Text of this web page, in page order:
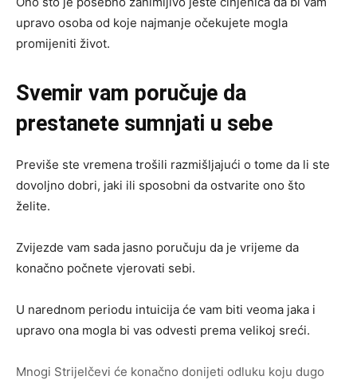
upravo osoba od koje najmanje očekujete mogla
promijeniti život.
Svemir vam poručuje da
prestanete sumnjati u sebe
Previše ste vremena trošili razmišljajući o tome da li ste
dovoljno dobri, jaki ili sposobni da ostvarite ono što
želite.
Zvijezde vam sada jasno poručuju da je vrijeme da
konačno počnete vjerovati sebi.
U narednom periodu intuicija će vam biti veoma jaka i
upravo ona mogla bi vas odvesti prema velikoj sreći.
Mnogi Strijelčevi će konačno donijeti odluku koju dugo